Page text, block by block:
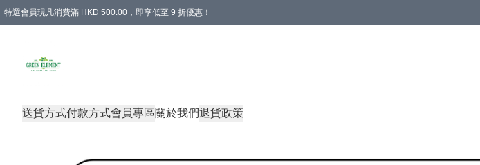
特選會員現凡消費滿 HKD 500.00，即享低至 9 折優惠！
送貨方式付款方式會員專區關於我們退貨政策